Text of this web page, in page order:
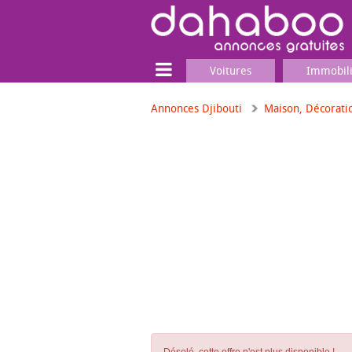
Voitures
Annonces Djibouti Maison,